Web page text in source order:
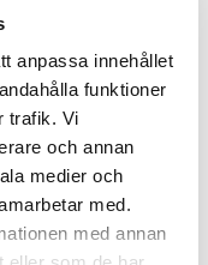
anpassa innehållet
funktioner
trafik. Vi
och annan
medier och
med.
med annan
& Expo
6:e mil
i Europa.